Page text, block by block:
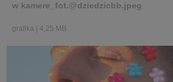
w kamere_fot.@dziedzicbb.jpeg
grafika 4,25 MB